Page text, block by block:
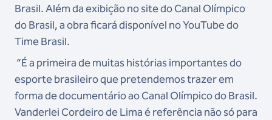
Brasil. Além da exibição no site do Canal Olímpico
do Brasil, a obra ficará disponível no YouTube do
Time Brasil.
“É a primeira de muitas histórias importantes do
esporte brasileiro que pretendemos trazer em
forma de documentário ao Canal Olímpico do Brasil.
Vanderlei Cordeiro de Lima é referência não só para